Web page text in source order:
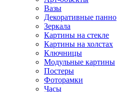
Вазы
Декоративные панно
Зеркала
Картины на стекле
Картины на холстах
Ключницы
Модульные картины
Постеры
Фоторамки
Часы